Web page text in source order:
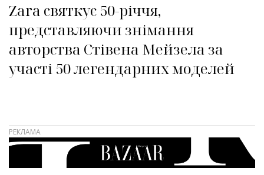
Zara святкує 50-річчя,
представляючи знімання
авторства Стівена Мейзела за
участі 50 легендарних моделей